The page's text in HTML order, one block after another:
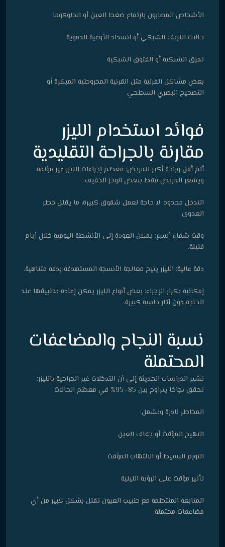
الأشخاص المصابون بارتفاع ضغط العين أو الجلوكوما
حالات النزيف الشبكي أو انسداد الأوعية الدموية
تمزق الشبكية أو الفتوق الشبكية
بعض مشاكل القرنية مثل القرنية المخروطية المبكرة أو
التصحيح البصري السطحي
فوائد استخدام الليزر
مقارنة بالجراحة التقليدية
ألم أقل وراحة أكبر للمريض: معظم إجراءات الليزر غير مؤلمة
ويشعر المريض فقط ببعض الوخز الخفيف.
التدخل محدود: لا حاجة لعمل شقوق كبيرة، ما يقلل خطر
العدوى.
وقت شفاء أسرع: يمكن العودة إلى الأنشطة اليومية خلال أيام
قليلة.
دقة عالية: الليزر يتيح معالجة الأنسجة المستهدفة بدقة متناهية.
إمكانية تكرار الإجراء: بعض أنواع الليزر يمكن إعادة تطبيقها عند
الحاجة دون آثار جانبية كبيرة.
نسبة النجاح والمضاعفات
المحتملة
تشير الدراسات الحديثة إلى أن التدخلات غير الجراحية بالليزر:
تحقق نجاحًا يتراوح بين 85–95% في معظم الحالات
المخاطر نادرة وتشمل:
التهيج المؤقت أو جفاف العين
التورم البسيط أو الالتهاب المؤقت
تأثير مؤقت على الرؤية الليلية
المتابعة المنتظمة مع طبيب العيون تقلل بشكل كبير من أي
مضاعفات محتملة.